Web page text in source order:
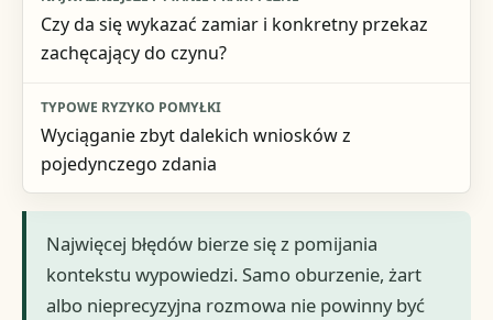
Czy da się wykazać zamiar i konkretny przekaz
zachęcający do czynu?
Wyciąganie zbyt dalekich wniosków z
pojedynczego zdania
Najwięcej błędów bierze się z pomijania
kontekstu wypowiedzi. Samo oburzenie, żart
albo nieprecyzyjna rozmowa nie powinny być